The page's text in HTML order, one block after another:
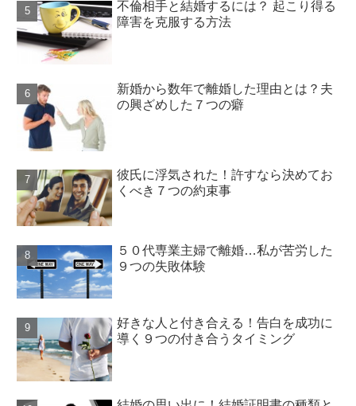
不倫相手と結婚するには？ 起こり得る
障害を克服する方法
新婚から数年で離婚した理由とは？夫
の興ざめした７つの癖
彼氏に浮気された！許すなら決めてお
くべき７つの約束事
５０代専業主婦で離婚…私が苦労した
９つの失敗体験
好きな人と付き合える！告白を成功に
導く９つの付き合うタイミング